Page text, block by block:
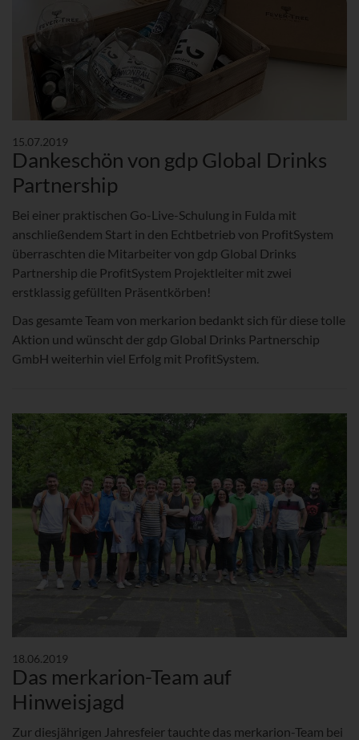
15.07.2019
Dankeschön von gdp Global Drinks
Partnership
Bei einer praktischen Go-Live-Schulung in Fulda mit
anschließendem Start in den Echtbetrieb von ProfitSystem
überraschten die Mitarbeiter von gdp Global Drinks
Partnership die ProfitSystem Projektleiter mit zwei
erstklassig gefüllten Präsentkörben!
Das gesamte Team von merkarion bedankt sich für diese tolle
Aktion und wünscht der gdp Global Drinks Partnerschip
GmbH weiterhin viel Erfolg mit ProfitSystem.
18.06.2019
Das merkarion-Team auf
Hinweisjagd
Zur diesjährigen Jahresfeier tauchte das merkarion-Team bei